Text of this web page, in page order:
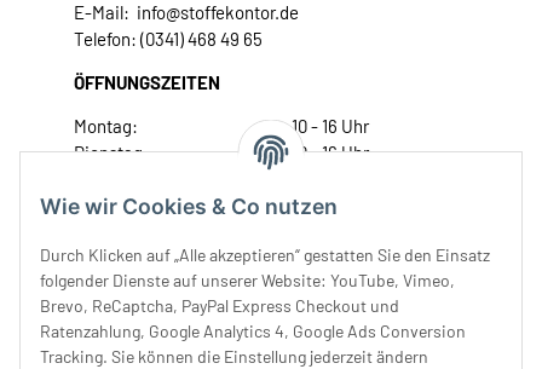
Wie wir Cookies & Co nutzen
Durch Klicken auf „Alle akzeptieren“ gestatten Sie den Einsatz
folgender Dienste auf unserer Website: YouTube, Vimeo,
Brevo, ReCaptcha, PayPal Express Checkout und
Ratenzahlung, Google Analytics 4, Google Ads Conversion
Tracking. Sie können die Einstellung jederzeit ändern
E-Mail: info@stoffekontor.de
Telefon: (0341) 468 49 65
ÖFFNUNGSZEITEN
Montag:
10 - 16 Uhr
Dienstag:
10 - 16 Uhr
Donnerstag:
10 - 18 Uhr
Samstag:
10 - 14 Uhr
Unser Service